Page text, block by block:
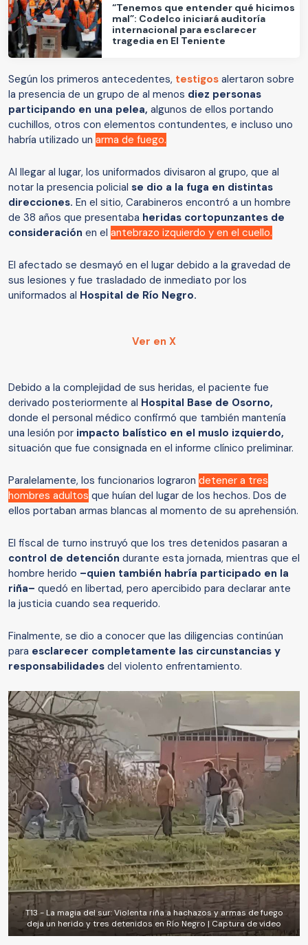
“Tenemos que entender qué hicimos
mal”: Codelco iniciará auditoría
internacional para esclarecer
tragedia en El Teniente
Según los primeros antecedentes, testigos alertaron sobre
la presencia de un grupo de al menos diez personas
participando en una pelea, algunos de ellos portando
cuchillos, otros con elementos contundentes, e incluso uno
habría utilizado un arma de fuego.
Al llegar al lugar, los uniformados divisaron al grupo, que al
notar la presencia policial se dio a la fuga en distintas
direcciones. En el sitio, Carabineros encontró a un hombre
de 38 años que presentaba heridas cortopunzantes de
consideración en el antebrazo izquierdo y en el cuello.
El afectado se desmayó en el lugar debido a la gravedad de
sus lesiones y fue trasladado de inmediato por los
uniformados al Hospital de Río Negro.
Ver en X
Debido a la complejidad de sus heridas, el paciente fue
derivado posteriormente al Hospital Base de Osorno,
donde el personal médico confirmó que también mantenía
una lesión por impacto balístico en el muslo izquierdo,
situación que fue consignada en el informe clínico preliminar.
Paralelamente, los funcionarios lograron detener a tres
hombres adultos que huían del lugar de los hechos. Dos de
ellos portaban armas blancas al momento de su aprehensión.
El fiscal de turno instruyó que los tres detenidos pasaran a
control de detención durante esta jornada, mientras que el
hombre herido –quien también habría participado en la
riña– quedó en libertad, pero apercibido para declarar ante
la justicia cuando sea requerido.
Finalmente, se dio a conocer que las diligencias continúan
para esclarecer completamente las circunstancias y
responsabilidades del violento enfrentamiento.
T13 - La magia del sur: Violenta riña a hachazos y armas de fuego
deja un herido y tres detenidos en Río Negro | Captura de video